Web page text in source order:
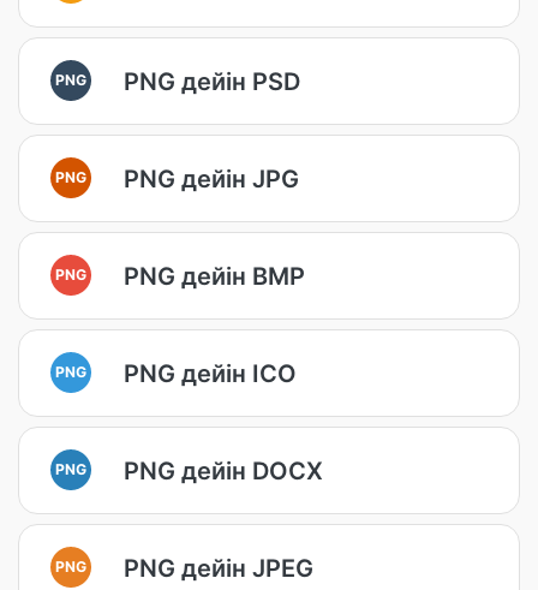
PNG PNG дейін PSD
PNG PNG дейін JPG
PNG PNG дейін BMP
PNG PNG дейін ICO
PNG PNG дейін DOCX
PNG PNG дейін JPEG